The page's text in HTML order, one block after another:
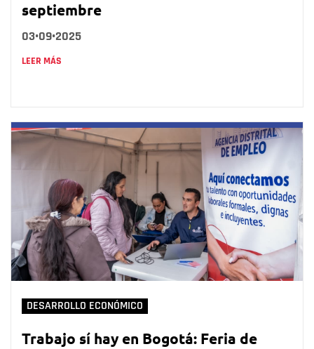
septiembre
03•09•2025
LEER MÁS
DESARROLLO ECONÓMICO
Trabajo sí hay en Bogotá: Feria de